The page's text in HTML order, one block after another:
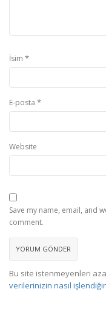
İsim *
E-posta *
Website
Save my name, email, and
comment.
Bu site istenmeyenleri
verilerinizin nasıl